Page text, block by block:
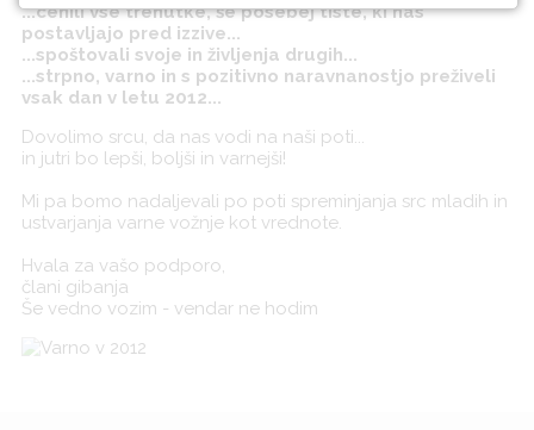
...cenili vse trenutke, še posebej tiste, ki nas
postavljajo pred izzive...
...spoštovali svoje in življenja drugih...
...strpno, varno in s pozitivno naravnanostjo preživeli
vsak dan v letu 2012...
Dovolimo srcu, da nas vodi na naši poti...
in jutri bo lepši, boljši in varnejši!
Mi pa bomo nadaljevali po poti spreminjanja src mladih in
ustvarjanja varne vožnje kot vrednote.
Hvala za vašo podporo,
člani gibanja
Še vedno vozim - vendar ne hodim